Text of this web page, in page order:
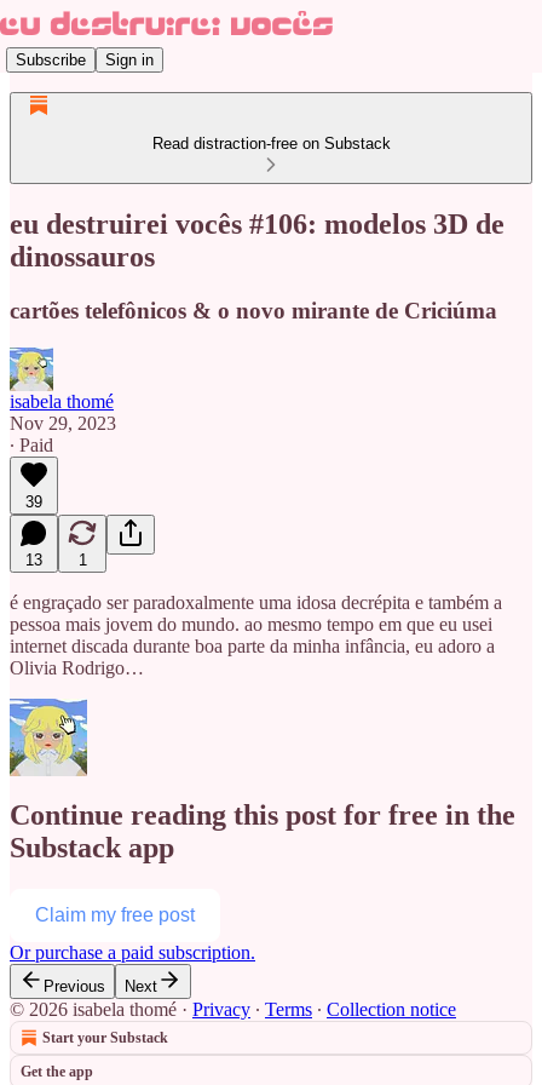
Subscribe Sign in
Read distraction-free on Substack
eu destruirei vocês #106: modelos 3D de
dinossauros
cartões telefônicos & o novo mirante de Criciúma
isabela thomé
Nov 29, 2023
∙ Paid
39
13 1
é engraçado ser paradoxalmente uma idosa decrépita e também a
pessoa mais jovem do mundo. ao mesmo tempo em que eu usei
internet discada durante boa parte da minha infância, eu adoro a
Olivia Rodrigo…
Continue reading this post for free in the
Substack app
Claim my free post
Or purchase a paid subscription.
Previous Next
© 2026 isabela thomé · Privacy ∙ Terms ∙ Collection notice
Start your Substack
Get the app